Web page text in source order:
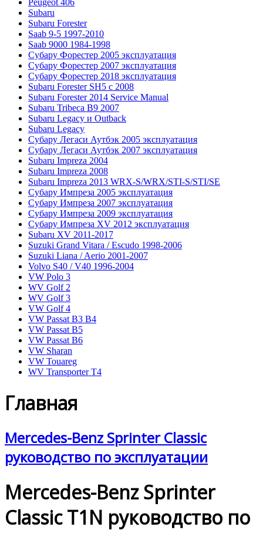
Peugeot 406
Subaru
Subaru Forester
Saab 9-5 1997-2010
Saab 9000 1984-1998
Субару Форестер 2005 эксплуатация
Субару Форестер 2007 эксплуатация
Субару Форестер 2018 эксплуатация
Subaru Forester SH5 с 2008
Subaru Forester 2014 Service Manual
Subaru Tribeca В9 2007
Subaru Legacy и Outback
Subaru Legacy
Субару Легаси Аутбэк 2005 эксплуатация
Субару Легаси Аутбэк 2007 эксплуатация
Subaru Impreza 2004
Subaru Impreza 2008
Subaru Impreza 2013 WRX-S/WRX/STI-S/STI/SE
Субару Импреза 2005 эксплуатация
Субару Импреза 2007 эксплуатация
Субару Импреза 2009 эксплуатация
Субару Импреза XV 2012 эксплуатация
Subaru XV 2011-2017
Suzuki Grand Vitara / Escudo 1998-2006
Suzuki Liana / Aerio 2001-2007
Volvo S40 / V40 1996-2004
VW Polo 3
WV Golf 2
WV Golf 3
VW Golf 4
VW Passat B3 B4
VW Passat B5
VW Passat B6
VW Sharan
VW Touareg
WV Transporter T4
Главная
Mercedes-Benz Sprinter Classic
руководство по эксплуатации
Mercedes-Benz Sprinter
Classic T1N руководство по